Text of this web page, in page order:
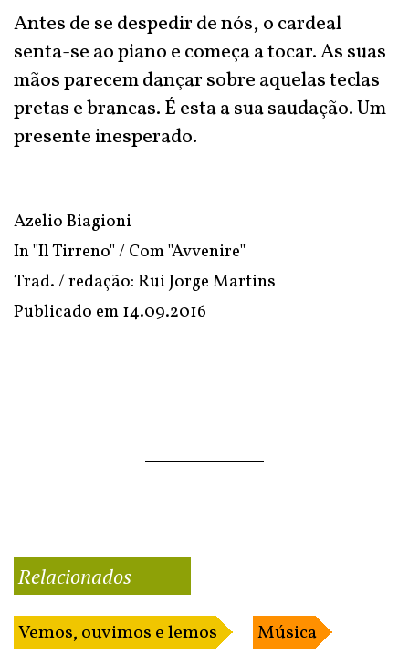
Antes de se despedir de nós, o cardeal
senta-se ao piano e começa a tocar. As suas
mãos parecem dançar sobre aquelas teclas
pretas e brancas. É esta a sua saudação. Um
presente inesperado.
Azelio Biagioni
In"Il Tirreno"/ Com "Avvenire"
Trad. / redação: Rui Jorge Martins
Publicado em14.09.2016
Relacionados
Vemos, ouvimos e lemos Música